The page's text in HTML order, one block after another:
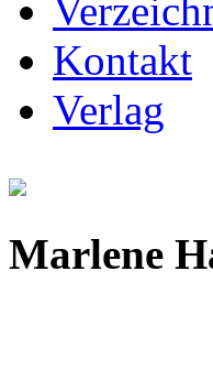
Kontakt
Verlag
Marlene